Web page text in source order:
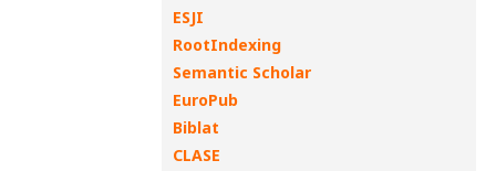
ESJI
RootIndexing
Semantic Scholar
EuroPub
Biblat
CLASE